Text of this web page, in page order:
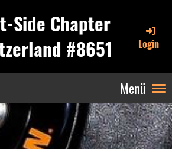
Side Chapter
#8651
Login
Menü